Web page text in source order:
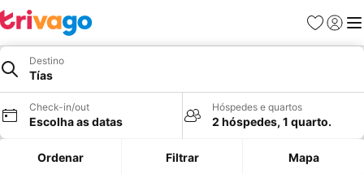
Favoritos
Iniciar
Destino
Tías
Check-in/out
Escolha as datas
Hóspedes e quartos
2 hóspedes, 1 quarto.
Ordenar Filtrar Mapa